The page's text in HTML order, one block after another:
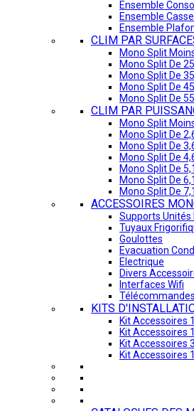
Ensemble
Ensemble
Ensemble
CLIM PAR
Mono Split
Mono Split De
Mono Split De
Mono Split De
Mono Split De
CLIM PAR
Mono Split
Mono Split De
Mono Split De
Mono Split De
Mono Split De
Mono Split De
Mono Split De
ACCESSOIRES
Supports Unités
Tuyaux
Goulottes
Evacuation
Electrique
Divers
Interfaces Wifi
Télécommandes
KITS
Kit Accessoires
Kit Accessoires
Kit Accessoires
Kit Accessoires